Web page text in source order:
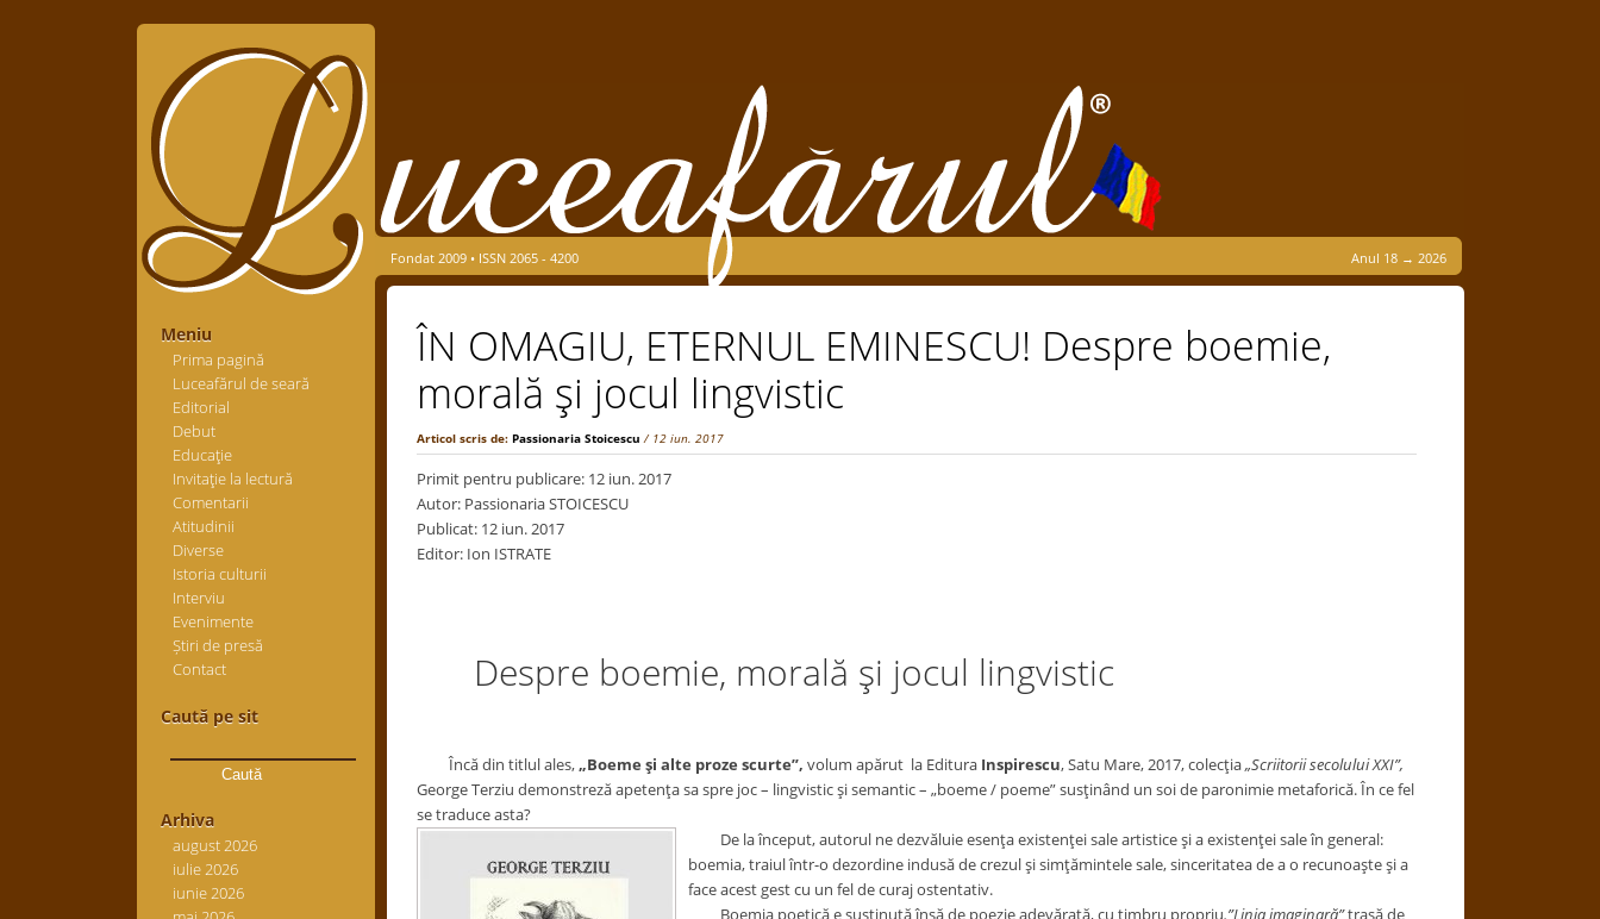
Meniu
Prima pagină
Luceafărul de seară
Editorial
Debut
Educaţie
Invitaţie la lectură
Comentarii
Atitudinii
Diverse
Istoria culturii
Interviu
Evenimente
Știri de presă
Contact
Caută pe sit
după:
Arhiva
august 2026
iulie 2026
iunie 2026
Fondat 2009 • ISSN 2065 - 4200 Anul 18 → 2026
ÎN OMAGIU, ETERNUL EMINESCU! Despre boemie,
morală şi jocul lingvistic
Articol scris de: Passionaria Stoicescu / 12 iun. 2017
Primit pentru publicare: 12 iun. 2017
Autor: Passionaria STOICESCU
Publicat: 12 iun. 2017
Editor: Ion ISTRATE
Despre boemie, morală şi jocul lingvistic
Încă din titlul ales,„Boeme şi alte proze scurte”, volum apărut la Editura Inspirescu, Satu Mare, 2017, colecţia„Scriitorii secolului XXI”,
George Terziu demonstreză apetenţa sa spre joc – lingvistic şi semantic – „boeme / poeme” susţinând un soi de paronimie metaforică. În ce fel
se traduce asta?
De la început, autorul ne dezvăluie esenţa existenţei sale artistice şi a existenţei sale în general:
boemia, traiul într-o dezordine indusă de crezul şi simţămintele sale, sinceritatea de a o recunoaşte şi a
face acest gest cu un fel de curaj ostentativ.
Boemia poetică e susţinută însă de poezie adevărată, cu timbru propriu.”Liniaimaginară”trasă de